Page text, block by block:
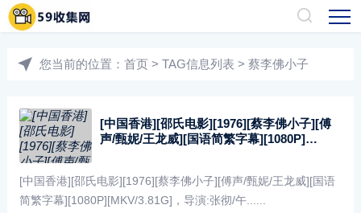
您当前的位置： 首页 > TAG信息列表 > 蔡李佛小子
[中国香港][邵氏电影][1976][蔡李佛小子][傅
声/甄妮/王龙威][国语简繁字幕][1080P]
[中国香港][邵氏电影][1976][蔡李佛小子][傅声/甄妮/王龙威][国语
简繁字幕][1080P][MKV/3.81G]，导演:张彻/午......